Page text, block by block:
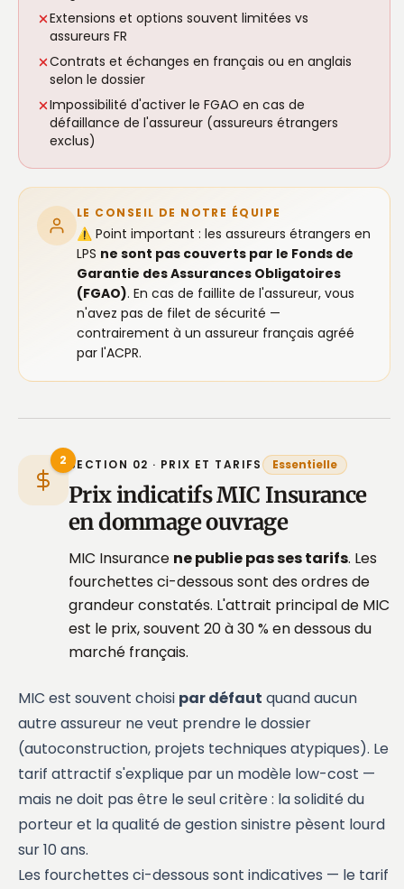
Extensions et options souvent limitées vs
assureurs FR
Contrats et échanges en français ou en anglais
selon le dossier
Impossibilité d'activer le FGAO en cas de
défaillance de l'assureur (assureurs étrangers
exclus)
LE CONSEIL DE NOTRE ÉQUIPE
⚠️ Point important : les assureurs étrangers en
LPS ne sont pas couverts par le Fonds de
Garantie des Assurances Obligatoires
(FGAO). En cas de faillite de l'assureur, vous
n'avez pas de filet de sécurité —
contrairement à un assureur français agréé
par l'ACPR.
2 SECTION 02 · PRIX ET TARIFS Essentielle
Prix indicatifs MIC Insurance
en dommage ouvrage
MIC Insurance ne publie pas ses tarifs. Les
fourchettes ci-dessous sont des ordres de
grandeur constatés. L'attrait principal de MIC
est le prix, souvent 20 à 30 % en dessous du
marché français.
MIC est souvent choisi par défaut quand aucun
autre assureur ne veut prendre le dossier
(autoconstruction, projets techniques atypiques). Le
tarif attractif s'explique par un modèle low-cost —
mais ne doit pas être le seul critère : la solidité du
porteur et la qualité de gestion sinistre pèsent lourd
sur 10 ans.
Les fourchettes ci-dessous sont indicatives — le tarif